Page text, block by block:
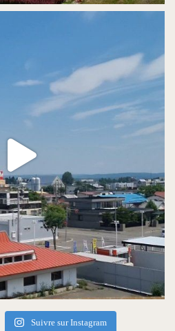
Suivre sur Instagram